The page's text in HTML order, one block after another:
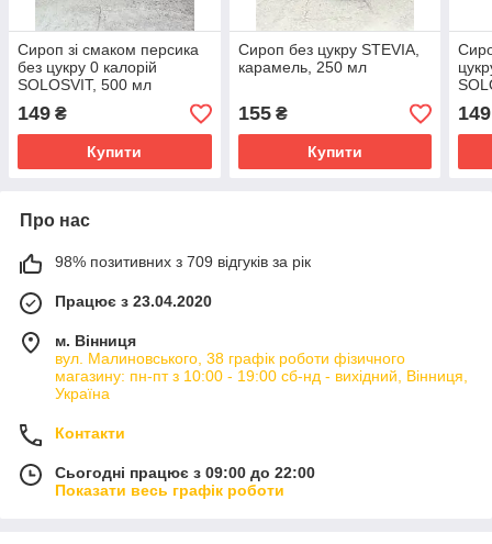
Сироп зі смаком персика
без цукру 0 калорій
SOLOSVIT, 500 мл
149 ₴
Купити
Сироп без цукру STEVIA,
карамель, 250 мл
155₴
Купити
149
Про нас
98% позитивних з 709 відгуків за рік
Працює з 23.04.2020
м. Вінниця
вул. Малиновського, 38 графік роботи фізичного
магазину: пн-пт з 10:00 - 19:00 сб-нд - вихідний, Вінниця,
Україна
Контакти
Сьогодні працює з 09:00 до 22:00
Показати весь графік роботи